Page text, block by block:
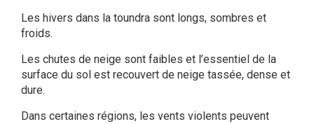
Les hivers dans la toundra sont longs, sombres et
froids.
Les chutes de neige sont faibles et l’essentiel de la
surface du sol est recouvert de neige tassée, dense et
dure.
Dans certaines régions, les vents violents peuvent